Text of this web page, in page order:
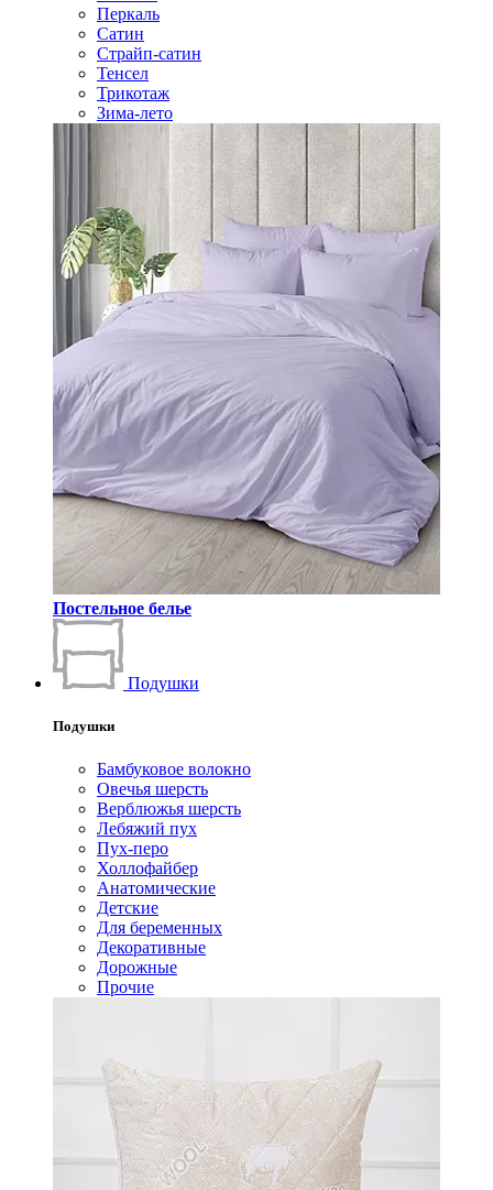
Перкаль
Сатин
Страйп-сатин
Тенсел
Трикотаж
Зима-лето
Постельное белье
Подушки
Подушки
Бамбуковое волокно
Овечья шерсть
Верблюжья шерсть
Лебяжий пух
Пух-перо
Холлофайбер
Анатомические
Детские
Для беременных
Декоративные
Дорожные
Прочие